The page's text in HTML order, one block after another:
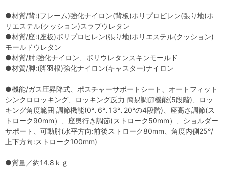
●材質/背:(フレーム)強化ナイロン(背板)ポリプロピレン(張り地)ポ
リエステル(クッション)スラブウレタン
●材質/座:(座板)ポリプロピレン(張り地)ポリエステル(クッション)
モールドウレタン
●材質/肘:強化ナイロン、ポリウレタンスキンモールド
●材質/脚:(脚羽根)強化ナイロン(キャスター)ナイロン
●機能/ガス圧昇降式、ポスチャーサポートシート、オートフィット
シンクロロッキング、ロッキング反力 簡易調節機能(5段階)、ロッ
キング角度範囲 調節機能(0°､6°､13°､20°の4段階)、座高さ調節(ス
トローク90mm）、座奥行き調節(ストローク50mm）、ショルダー
サポート、可動肘(水平方向:前後ストローク80mm、角度内側25°/
上下方向:ストローク100mm)
●質量／約14.8ｋｇ